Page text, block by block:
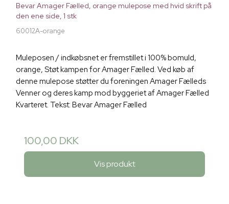
Bevar Amager Fælled, orange mulepose med hvid skrift på
den ene side, 1 stk
60012A-orange
Muleposen / indkøbsnet er fremstillet i 100% bomuld,
orange, Støt kampen for Amager Fælled. Ved køb af
denne mulepose støtter du foreningen Amager Fælleds
Venner og deres kamp mod byggeriet af Amager Fælled
Kvarteret. Tekst: Bevar Amager Fælled
100,00 DKK
Vis produkt